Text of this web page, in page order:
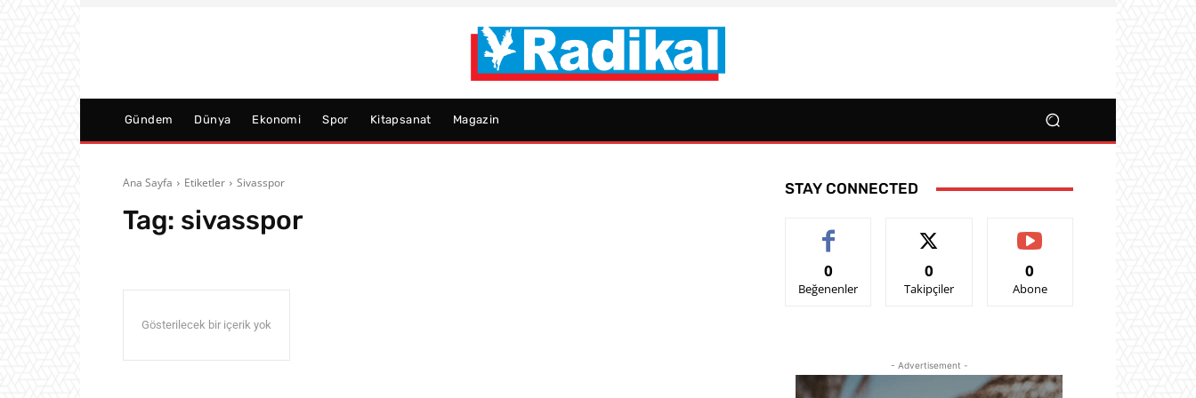
Gündem Dünya Ekonomi Spor Kitapsanat Magazin
Ana Sayfa Etiketler Sivasspor
Tag: sivasspor
Gösterilecek bir içerik yok
STAY CONNECTED
0
Beğenenler
0
Takipçiler
0
Abone
- Advertisement -